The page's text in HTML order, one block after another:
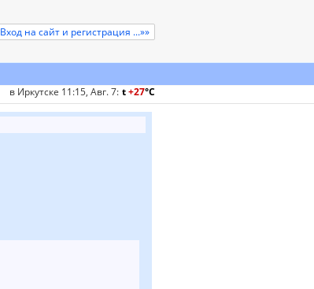
Вход на сайт и регистрация ...»»
в Иркутске 11:15, Авг. 7: t+27°C